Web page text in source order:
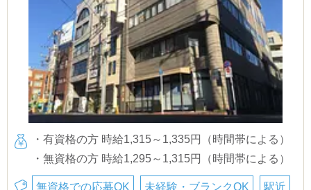
・有資格の方 時給1,315～1,335円（時間帯による）
・無資格の方 時給1,295～1,315円（時間帯による）
無資格での応募OK 未経験・ブランクOK 駅近